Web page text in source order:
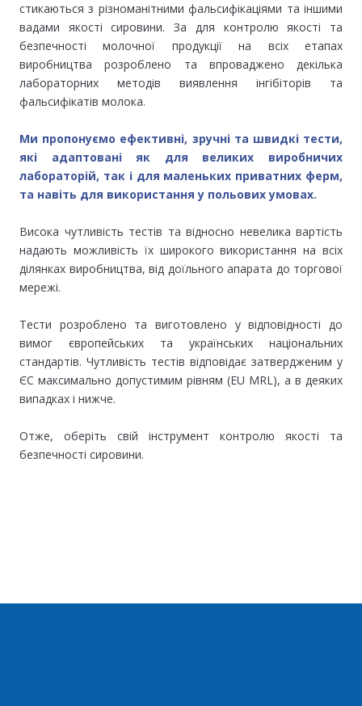
стикаються з різноманітними фальсифікаціями та іншими
вадами якості сировини. За для контролю якості та
безпечності молочної продукції на всіх етапах
виробництва розроблено та впроваджено декілька
лабораторних методів виявлення інгібіторів та
фальсифікатів молока.
Ми пропонуємо ефективні, зручні та швидкі тести,
які адаптовані як для великих виробничих
лабораторій, так і для маленьких приватних ферм,
та навіть для використання у польових умовах.
Висока чутливість тестів та відносно невелика вартість
надають можливість їх широкого використання на всіх
ділянках виробництва, від доїльного апарата до торгової
мережі.
Тести розроблено та виготовлено у відповідності до
вимог європейських та українських національних
стандартів. Чутливість тестів відповідає затвердженим у
ЄС максимально допустимим рівням (EU MRL), а в деяких
випадках і нижче.
Отже, оберіть свій інструмент контролю якості та
безпечності сировини.